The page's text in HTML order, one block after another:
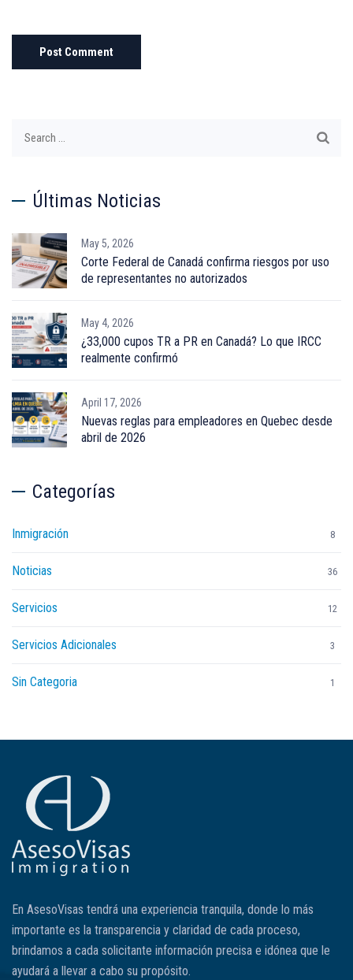
Últimas Noticias
May 5, 2026
Corte Federal de Canadá confirma riesgos por uso
de representantes no autorizados
May 4, 2026
¿33,000 cupos TR a PR en Canadá? Lo que IRCC
realmente confirmó
April 17, 2026
Nuevas reglas para empleadores en Quebec desde
abril de 2026
Categorías
Inmigración 8
Noticias 36
Servicios 12
Servicios Adicionales 3
Sin Categoria 1
En AsesoVisas tendrá una experiencia tranquila, donde lo más
importante es la transparencia y claridad de cada proceso,
brindamos a cada solicitante información precisa e idónea que le
ayudará a llevar a cabo su propósito.